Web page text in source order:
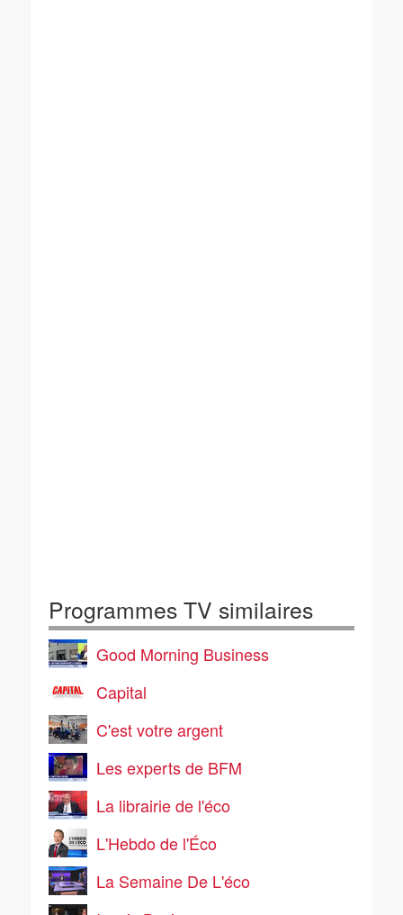
Programmes TV similaires
Good Morning Business
Capital
C'est votre argent
Les experts de BFM
La librairie de l'éco
L'Hebdo de l'Éco
La Semaine De L'éco